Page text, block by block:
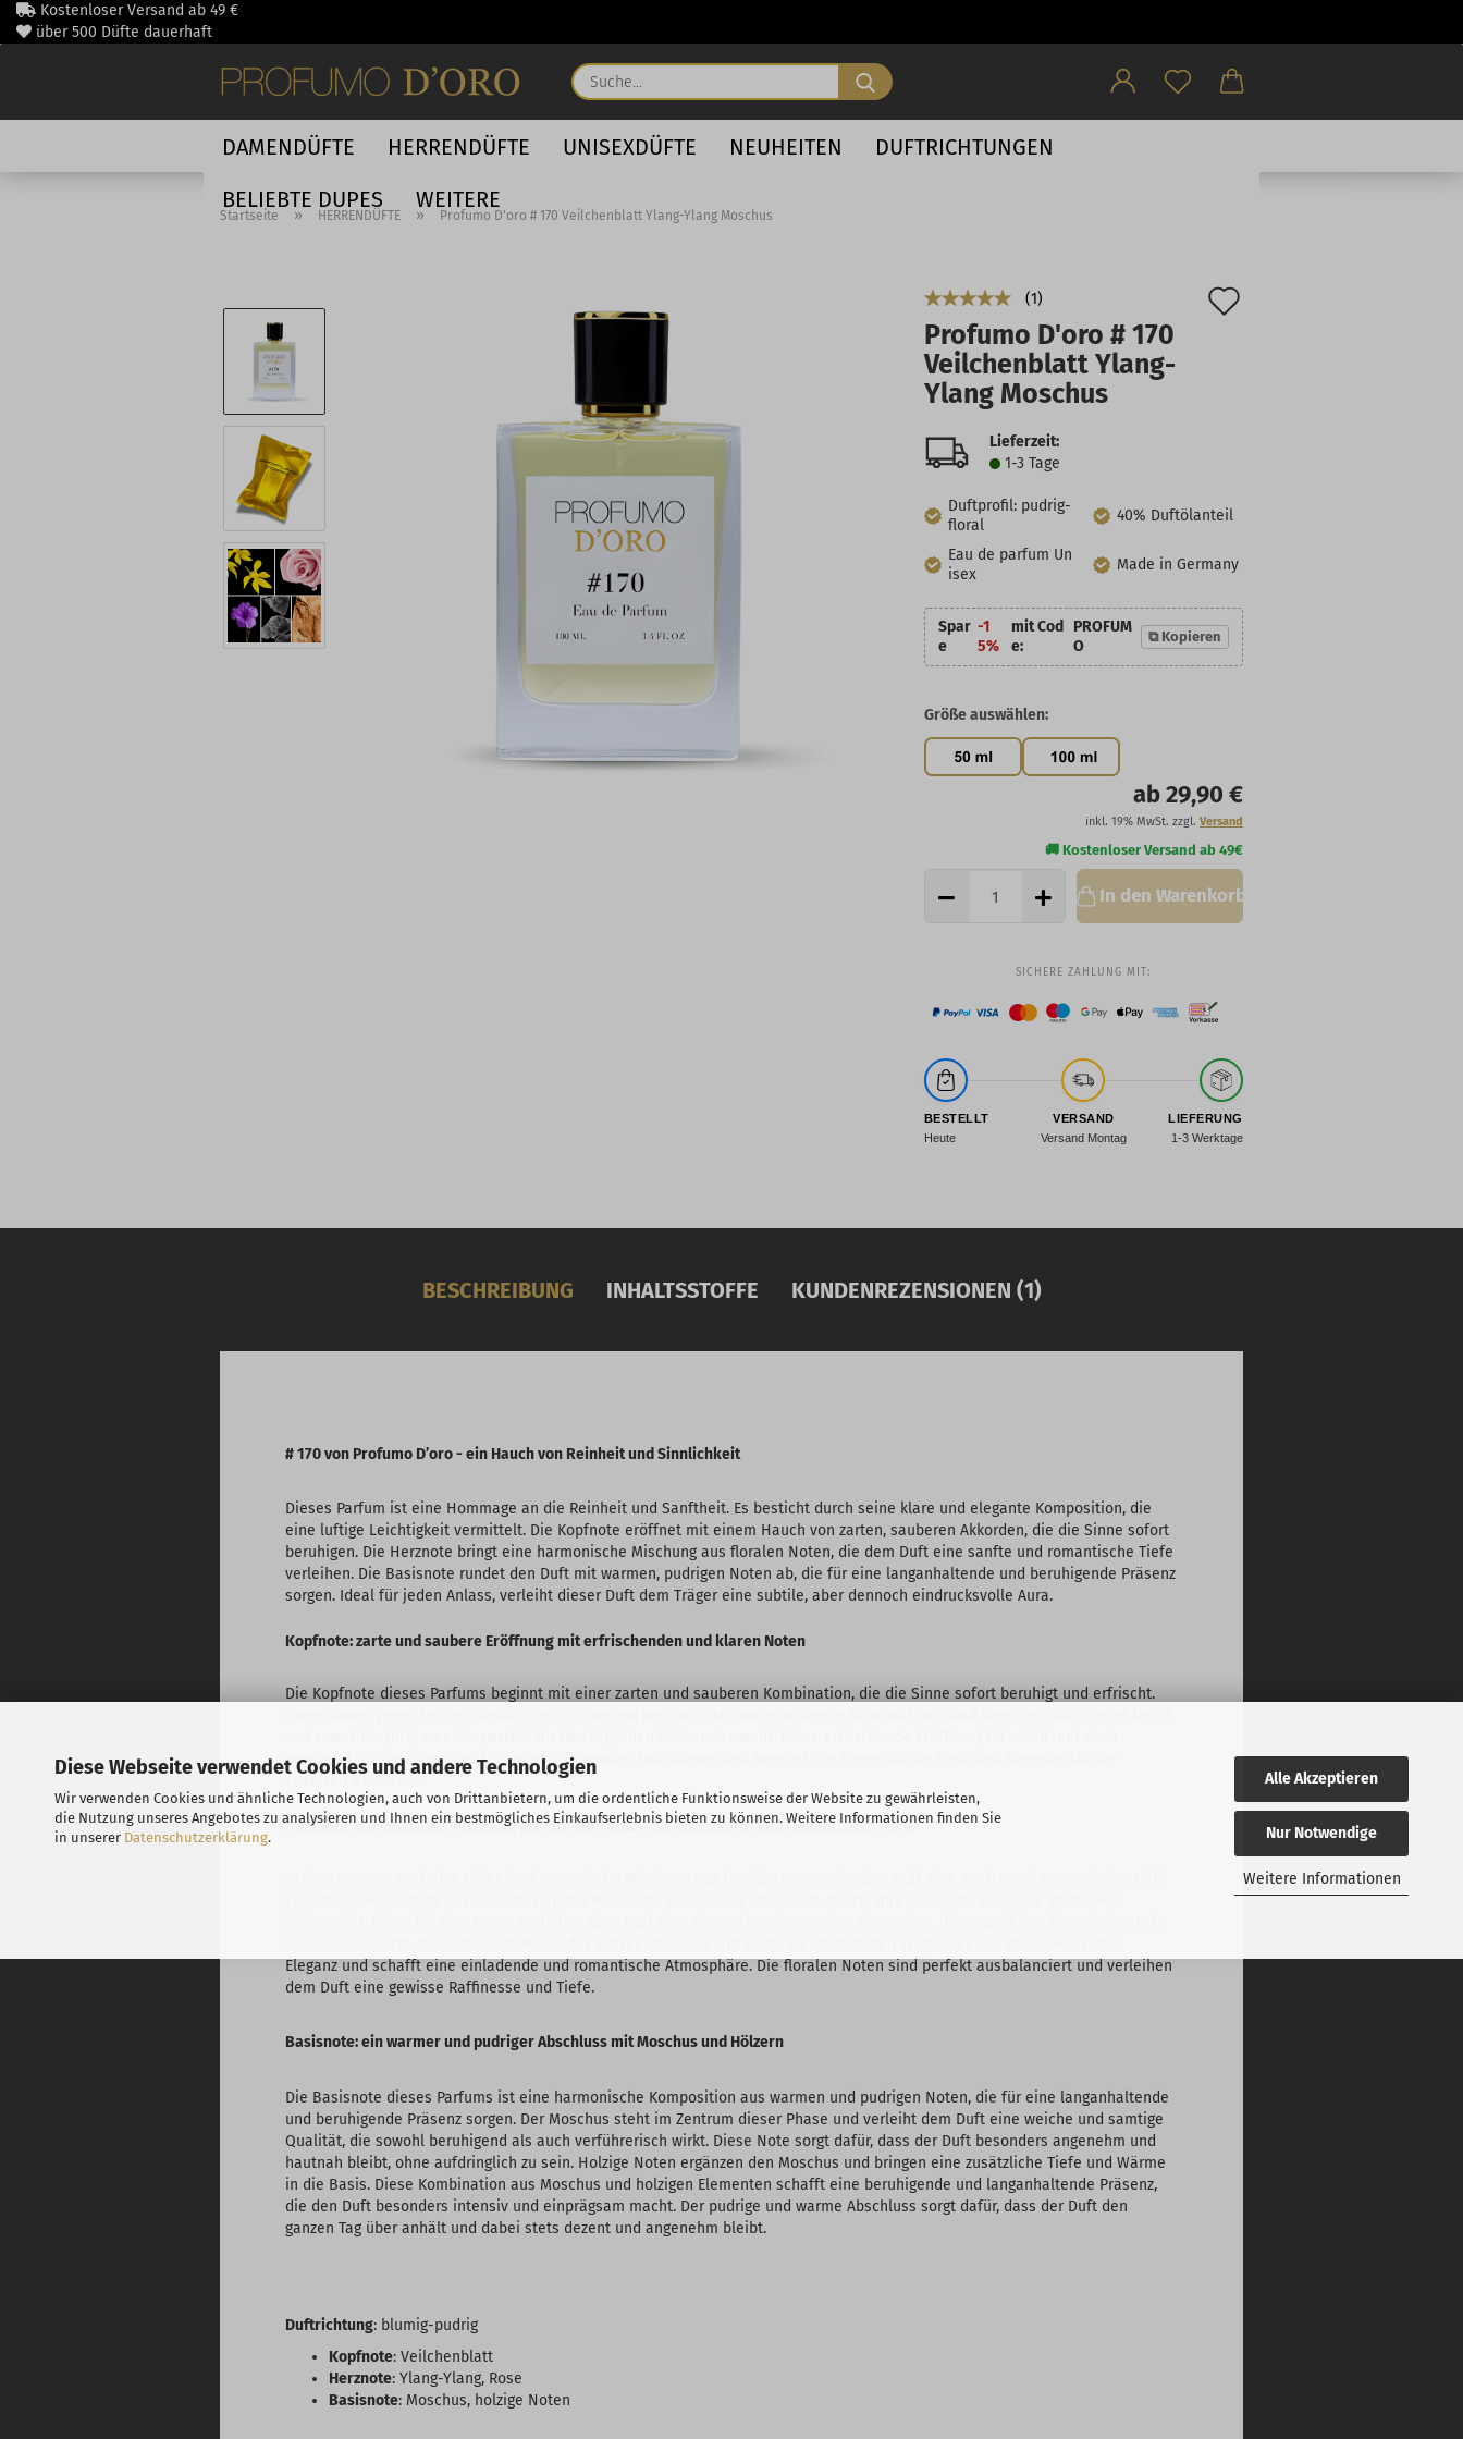
Diese Webseite verwendet Cookies und andere Technologien
Wir verwenden Cookies und ähnliche Technologien, auch von Drittanbietern, um die ordentliche Funktionsweise der Website zu gewährleisten,
die Nutzung unseres Angebotes zu analysieren und Ihnen ein bestmögliches Einkaufserlebnis bieten zu können. Weitere Informationen finden Sie
in unserer Datenschutzerklärung.
Alle Akzeptieren
Nur Notwendige
Weitere Informationen
Direkt
zum
Suche...
Kostenloser Versand ab 49 €
über 500 Düfte dauerhaft
DAMENDÜFTE HERRENDÜFTE UNISEXDÜFTE NEUHEITEN
DUFTRICHTUNGEN
BELIEBTE DUPES
WEITERE
Startseite » HERRENDÜFTE » Profumo D'oro # 170 Veilchenblatt Ylang-Ylang Moschus
1
Profumo D'oro # 170
Veilchenblatt Ylang-
Ylang Moschus
Lieferzeit:
1-3 Tage
Duftprofil: pudrig-
floral
40% Duftölanteil
Eau de parfum Un
isex
Made in Germany
Spar
e
-1
5%
mit Cod
e:
PROFUM
O
⧉ Kopieren
Größe auswählen:
ab 29,90 €
inkl. 19% MwSt. zzgl. Versand
In den Warenkorb
BESTELLT
Heute
VERSAND
Versand Montag
LIEFERUNG
1-3 Werktage
BESCHREIBUNG INHALTSSTOFFE KUNDENREZENSIONEN (1)
# 170 von Profumo D’oro - ein Hauch von Reinheit und Sinnlichkeit
Dieses Parfum ist eine Hommage an die Reinheit und Sanftheit. Es besticht durch seine klare und elegante Komposition, die
eine luftige Leichtigkeit vermittelt. Die Kopfnote eröffnet mit einem Hauch von zarten, sauberen Akkorden, die die Sinne sofort
beruhigen. Die Herznote bringt eine harmonische Mischung aus floralen Noten, die dem Duft eine sanfte und romantische Tiefe
verleihen. Die Basisnote rundet den Duft mit warmen, pudrigen Noten ab, die für eine langanhaltende und beruhigende Präsenz
sorgen. Ideal für jeden Anlass, verleiht dieser Duft dem Träger eine subtile, aber dennoch eindrucksvolle Aura.
Kopfnote: zarte und saubere Eröffnung mit erfrischenden und klaren Noten
Die Kopfnote dieses Parfums beginnt mit einer zarten und sauberen Kombination, die die Sinne sofort beruhigt und erfrischt.
belebend, sie setzt den Ton für die nachfolgenden Duftphasen und bereitet die Sinne auf die Tiefe und Komplexität der
Herznote: harmonische Mischung aus floralen Noten für eine sanfte und romantische Tiefe
Eleganz und schafft eine einladende und romantische Atmosphäre. Die floralen Noten sind perfekt ausbalanciert und verleihen
dem Duft eine gewisse Raffinesse und Tiefe.
Basisnote: ein warmer und pudriger Abschluss mit Moschus und Hölzern
Die Basisnote dieses Parfums ist eine harmonische Komposition aus warmen und pudrigen Noten, die für eine langanhaltende
und beruhigende Präsenz sorgen. Der Moschus steht im Zentrum dieser Phase und verleiht dem Duft eine weiche und samtige
Qualität, die sowohl beruhigend als auch verführerisch wirkt. Diese Note sorgt dafür, dass der Duft besonders angenehm und
hautnah bleibt, ohne aufdringlich zu sein. Holzige Noten ergänzen den Moschus und bringen eine zusätzliche Tiefe und Wärme
in die Basis. Diese Kombination aus Moschus und holzigen Elementen schafft eine beruhigende und langanhaltende Präsenz,
die den Duft besonders intensiv und einprägsam macht. Der pudrige und warme Abschluss sorgt dafür, dass der Duft den
ganzen Tag über anhält und dabei stets dezent und angenehm bleibt.
Duftrichtung: blumig-pudrig
Kopfnote: Veilchenblatt
Herznote: Ylang-Ylang, Rose
Basisnote: Moschus, holzige Noten